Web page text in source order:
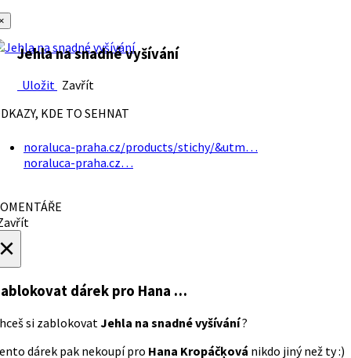
Jehla na snadné vyšívání
Uložit Zavřít
KDE TO SEHNAT
noraluca-praha.cz/products/stichy/&utm…
noraluca-praha.cz…
dárek pro Hana …
si zablokovatJehla na snadné vyšívání?
dárek pak nekoupí pro Hana Kropáčķová nikdo jiný než ty :)